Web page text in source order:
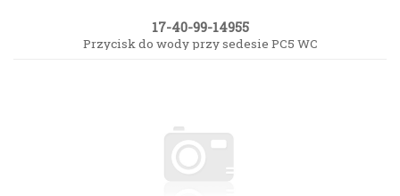
17-40-99-14955
Przycisk do wody przy sedesie PC5 WC